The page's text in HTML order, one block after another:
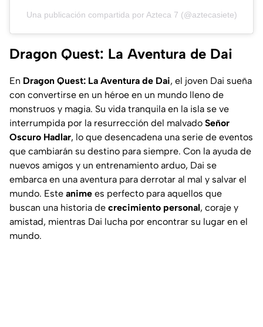
Una publicación compartida por Azteca 7 (@aztecasiete)
Dragon Quest: La Aventura de Dai
En Dragon Quest: La Aventura de Dai, el joven Dai sueña
con convertirse en un héroe en un mundo lleno de
monstruos y magia. Su vida tranquila en la isla se ve
interrumpida por la resurrección del malvado Señor
Oscuro Hadlar, lo que desencadena una serie de eventos
que cambiarán su destino para siempre. Con la ayuda de
nuevos amigos y un entrenamiento arduo, Dai se
embarca en una aventura para derrotar al mal y salvar el
mundo. Este anime es perfecto para aquellos que
buscan una historia de crecimiento personal, coraje y
amistad, mientras Dai lucha por encontrar su lugar en el
mundo.